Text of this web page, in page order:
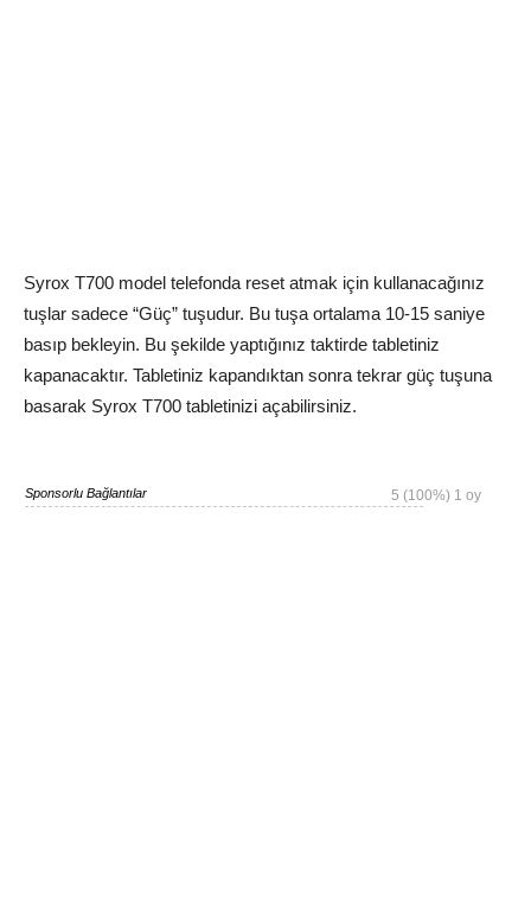
Syrox T700 model telefonda reset atmak için kullanacağınız
tuşlar sadece “Güç” tuşudur. Bu tuşa ortalama 10-15 saniye
basıp bekleyin. Bu şekilde yaptığınız taktirde tabletiniz
kapanacaktır. Tabletiniz kapandıktan sonra tekrar güç tuşuna
basarak Syrox T700 tabletinizi açabilirsiniz.
5 (100%) 1 oy
Sponsorlu Bağlantılar